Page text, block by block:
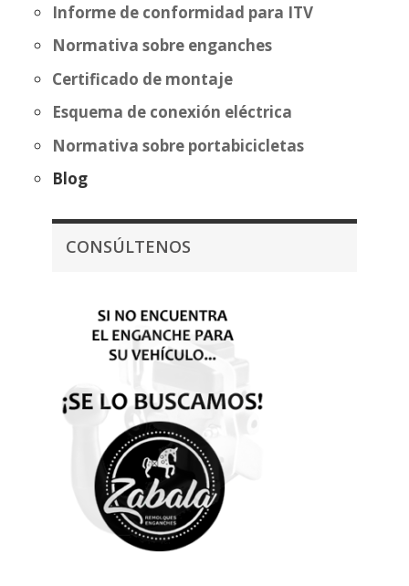
Informe de conformidad para ITV
Normativa sobre enganches
Certificado de montaje
Esquema de conexión eléctrica
Normativa sobre portabicicletas
Blog
CONSÚLTENOS